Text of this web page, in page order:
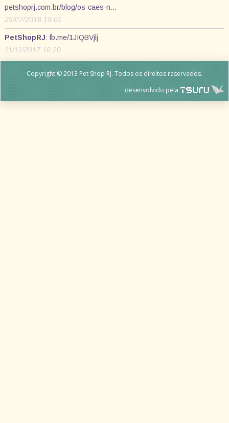
petshoprj.com.br/blog/os-caes-n…
25/07/2018 19:01
PetShopRJ:fb.me/1JIQBVjlj
11/11/2017 16:20
Copyright © 2013 Pet Shop RJ. Todos os direitos reservados.
desenvolvido pela